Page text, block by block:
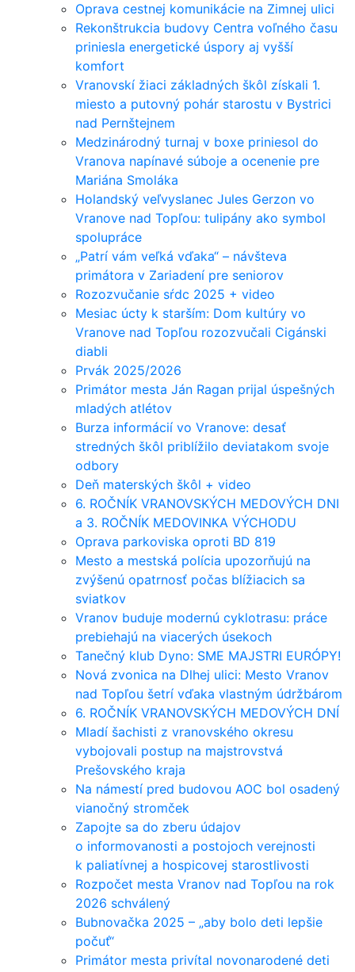
Oprava cestnej komunikácie na Zimnej ulici
Rekonštrukcia budovy Centra voľného času
priniesla energetické úspory aj vyšší
komfort
Vranovskí žiaci základných škôl získali 1.
miesto a putovný pohár starostu v Bystrici
nad Pernštejnem
Medzinárodný turnaj v boxe priniesol do
Vranova napínavé súboje a ocenenie pre
Mariána Smoláka
Holandský veľvyslanec Jules Gerzon vo
Vranove nad Topľou: tulipány ako symbol
spolupráce
„Patrí vám veľká vďaka“ – návšteva
primátora v Zariadení pre seniorov
Rozozvučanie sŕdc 2025 + video
Mesiac úcty k starším: Dom kultúry vo
Vranove nad Topľou rozozvučali Cigánski
diabli
Prvák 2025/2026
Primátor mesta Ján Ragan prijal úspešných
mladých atlétov
Burza informácií vo Vranove: desať
stredných škôl priblížilo deviatakom svoje
odbory
Deň materských škôl + video
6. ROČNÍK VRANOVSKÝCH MEDOVÝCH DNI
a 3. ROČNÍK MEDOVINKA VÝCHODU
Oprava parkoviska oproti BD 819
Mesto a mestská polícia upozorňujú na
zvýšenú opatrnosť počas blížiacich sa
sviatkov
Vranov buduje modernú cyklotrasu: práce
prebiehajú na viacerých úsekoch
Tanečný klub Dyno: SME MAJSTRI EURÓPY!
Nová zvonica na Dlhej ulici: Mesto Vranov
nad Topľou šetrí vďaka vlastným údržbárom
6. ROČNÍK VRANOVSKÝCH MEDOVÝCH DNÍ
Mladí šachisti z vranovského okresu
vybojovali postup na majstrovstvá
Prešovského kraja
Na námestí pred budovou AOC bol osadený
vianočný stromček
Zapojte sa do zberu údajov
o informovanosti a postojoch verejnosti
k paliatívnej a hospicovej starostlivosti
Rozpočet mesta Vranov nad Topľou na rok
2026 schválený
Bubnovačka 2025 – „aby bolo deti lepšie
počuť“
Primátor mesta privítal novonarodené deti